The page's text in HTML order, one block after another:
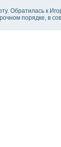
Обратилась к
порядке, в